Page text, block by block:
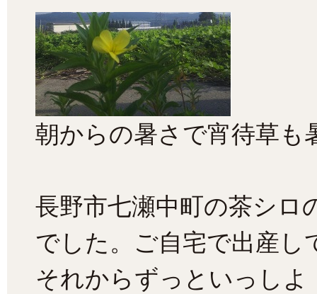
朝からの暑さで宵待草も
長野市七瀬中町の茶シロ
でした。ご自宅で出産し
それからずっといっし